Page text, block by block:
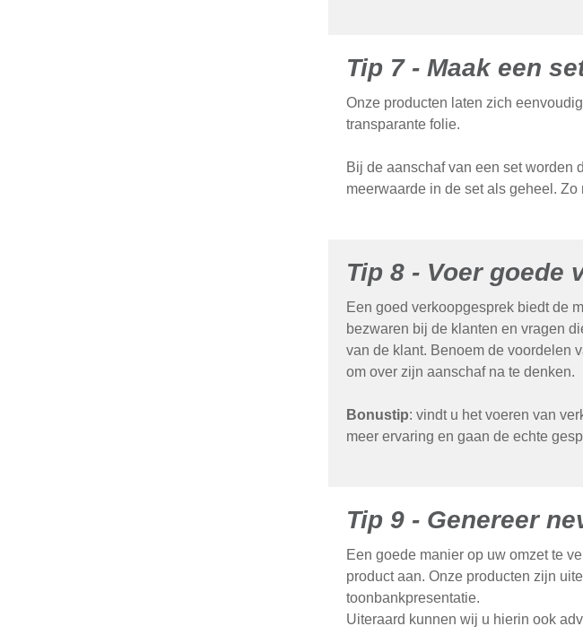
Tip 7 - Maak een
Onze producten laten zich
transparante folie.
Bij de aanschaf van een set worden
meerwaarde in de set als geheel.
Tip 8 - Voer goede
Een goed verkoopgesprek biedt de
bezwaren bij de klanten en vragen
van de klant. Benoem de voordelen
om over zijn aanschaf na te denken.
Bonustip: vindt u het voeren van
meer ervaring en gaan de echte
Tip 9 - Genereer
Een goede manier op uw omzet te
product aan. Onze producten zijn
toonbankpresentatie.
Uiteraard kunnen wij u hierin ook